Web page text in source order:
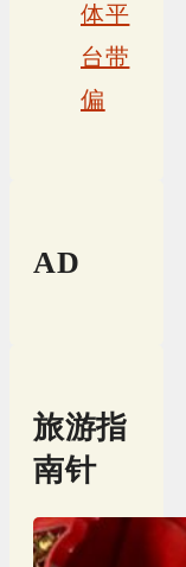
体平
台带
偏
AD
旅游指
南针